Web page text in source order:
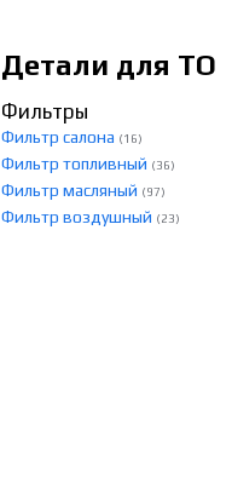
Детали для ТО
Фильтры
Фильтр салона (16)
Фильтр топливный (36)
Фильтр масляный (97)
Фильтр воздушный (23)